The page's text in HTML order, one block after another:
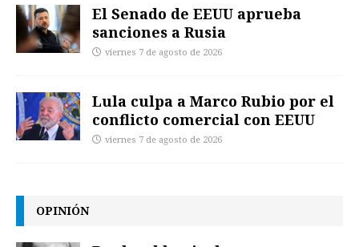
El Senado de EEUU aprueba
sanciones a Rusia
viernes 7 de agosto de 2026
Lula culpa a Marco Rubio por el
conflicto comercial con EEUU
viernes 7 de agosto de 2026
OPINIÓN